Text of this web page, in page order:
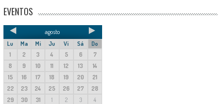
EVENTOS
agosto
Lu Ma Mi Ju Vi Sá
Do
1
2 3 4 5 6
7
8
9 10 11 12 13
14
15
16 17 18 19 20
21
22
23 24 25 26 27
28
29
30 31 1 2 3 4